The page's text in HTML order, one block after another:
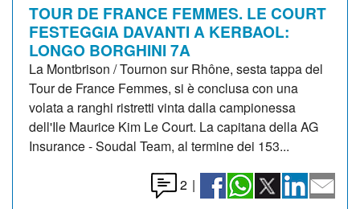
TOUR DE FRANCE FEMMES. LE COURT
FESTEGGIA DAVANTI A KERBAOL:
LONGO BORGHINI 7A
La Montbrison / Tournon sur Rhône, sesta tappa del
Tour de France Femmes, si è conclusa con una
volata a ranghi ristretti vinta dalla campionessa
dell'Ile Maurice Kim Le Court. La capitana della AG
Insurance - Soudal Team, al termine dei 153...
2 |